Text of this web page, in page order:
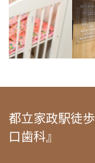
都立家政駅徒
口歯科』